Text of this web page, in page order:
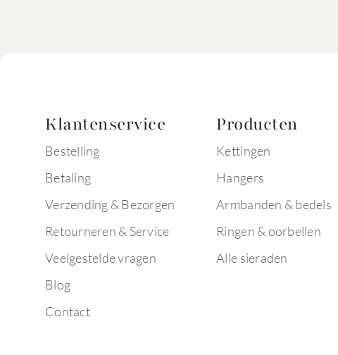
Klantenservice
Bestelling
Betaling
Verzending & Bezorgen
Retourneren & Service
Veelgestelde vragen
Blog
Contact
Producten
Kettingen
Hangers
Armbanden & bedels
Ringen & oorbellen
Alle sieraden